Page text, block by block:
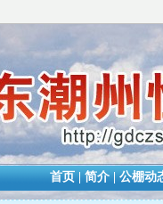
首页|简介|公棚动